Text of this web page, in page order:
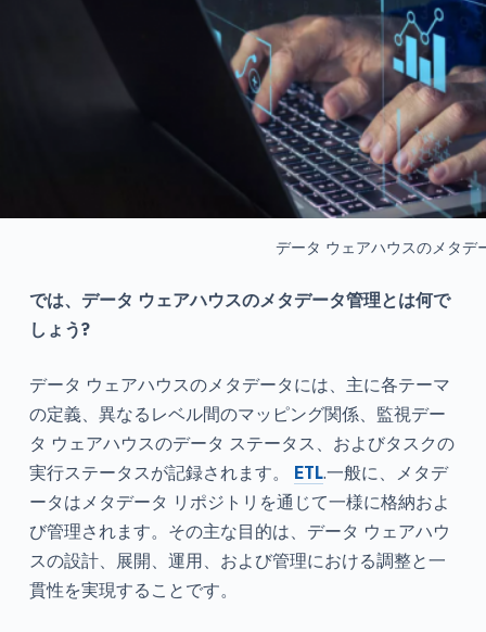
データ ウェアハウスのメタデ
では、データ ウェアハウスのメタデータ管理とは何で
しょう?
データ ウェアハウスのメタデータには、主に各テーマ
の定義、異なるレベル間のマッピング関係、監視デー
タ ウェアハウスのデータ ステータス、およびタスクの
実行ステータスが記録されます。 ETL.一般に、メタデ
ータはメタデータ リポジトリを通じて一様に格納およ
び管理されます。その主な目的は、データ ウェアハウ
スの設計、展開、運用、および管理における調整と一
貫性を実現することです。